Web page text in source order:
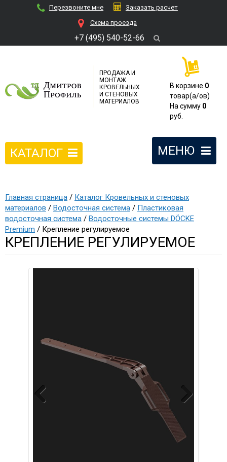
Перезвоните мне
Заказать расчет
Cхема проезда
+7 (495) 540-52-66
ПРОДАЖА И
МОНТАЖ
КРОВЕЛЬНЫХ
И СТЕНОВЫХ
МАТЕРИАЛОВ
В корзине 0
товар(a/ов)
На сумму 0
руб.
МЕНЮ
КАТАЛОГ
Главная страница / Каталог Кровельных и стеновых
материалов / Водосточная система / Пластиковая
водосточная система / Водосточные системы DÖCKE
Premium / Крепление регулируемое
КРЕПЛЕНИЕ РЕГУЛИРУЕМОЕ